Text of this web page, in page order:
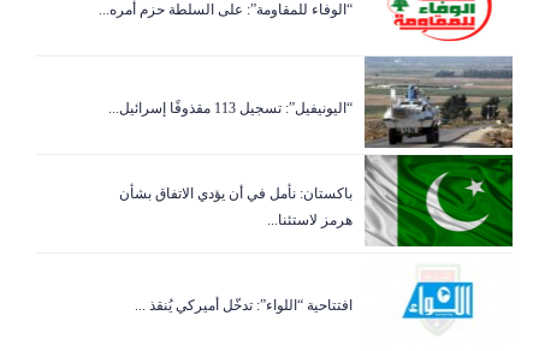
“الوفاء للمقاومة”: على السلطة حزم أمره...
“اليونيفيل”: تسجيل 113 مقذوفًا إسرائيل...
باكستان: نأمل في أن يؤدي الاتفاق بشأن
هرمز لاستئنا...
افتتاحية “اللواء”: تدخّل أميركي يُنقذ ...